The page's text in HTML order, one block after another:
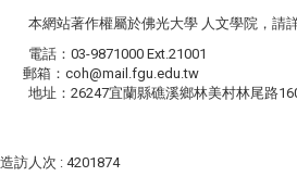
本網站著作權屬於佛光大學 人文學院，請
電話：03-9871000 Ext.21001
郵箱：coh@mail.fgu.edu.tw
地址：26247宜蘭縣礁溪鄉林美村林尾路160
造訪人次 : 4201874